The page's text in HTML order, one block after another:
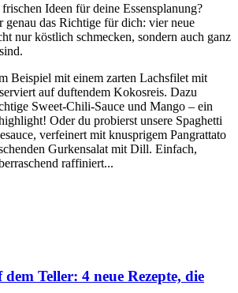
Ideen für deine Essensplanung?
genau das Richtige für dich: vier neue
nur köstlich schmecken, sondern auch ganz
Beispiel mit einem zarten Lachsfilet mit
auf duftendem Kokosreis. Dazu
Sweet-Chili-Sauce und Mango – ein
Oder du probierst unsere Spaghetti
verfeinert mit knusprigem Pangrattato
Gurkensalat mit Dill. Einfach,
raffiniert...
Teller: 4 neue Rezepte, die